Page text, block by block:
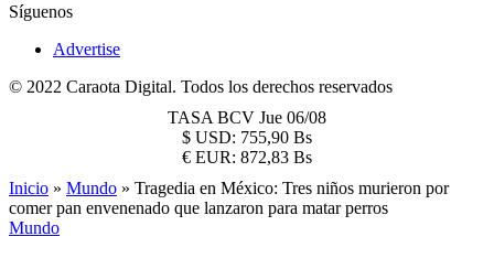
Síguenos
Advertise
© 2022 Caraota Digital. Todos los derechos reservados
TASA BCV Jue 06/08
$ USD: 755,90 Bs
€ EUR: 872,83 Bs
Inicio » Mundo » Tragedia en México: Tres niños murieron por
comer pan envenenado que lanzaron para matar perros
Mundo